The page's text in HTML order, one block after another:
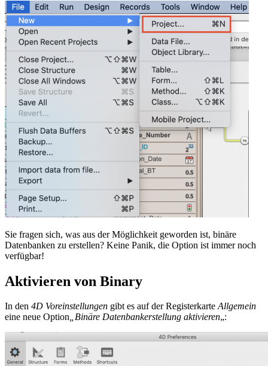
Sie fragen sich, was aus der Möglichkeit geworden ist, binäre
Datenbanken zu erstellen? Keine Panik, die Option ist immer noch
verfügbar!
Aktivieren von Binary
In den 4D Voreinstellungen gibt es auf der RegisterkarteAllgemein
eine neue Option„Binäre Datenbankerstellung aktivieren„: